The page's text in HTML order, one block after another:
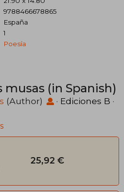
9788466678865
España
1
Poesía
musas (in Spanish)
(Author) · Ediciones B ·
25,92 €